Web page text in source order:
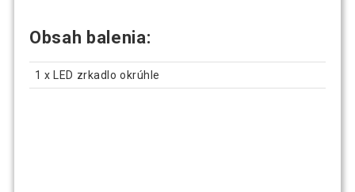
Obsah balenia:
1 x LED zrkadlo okrúhle